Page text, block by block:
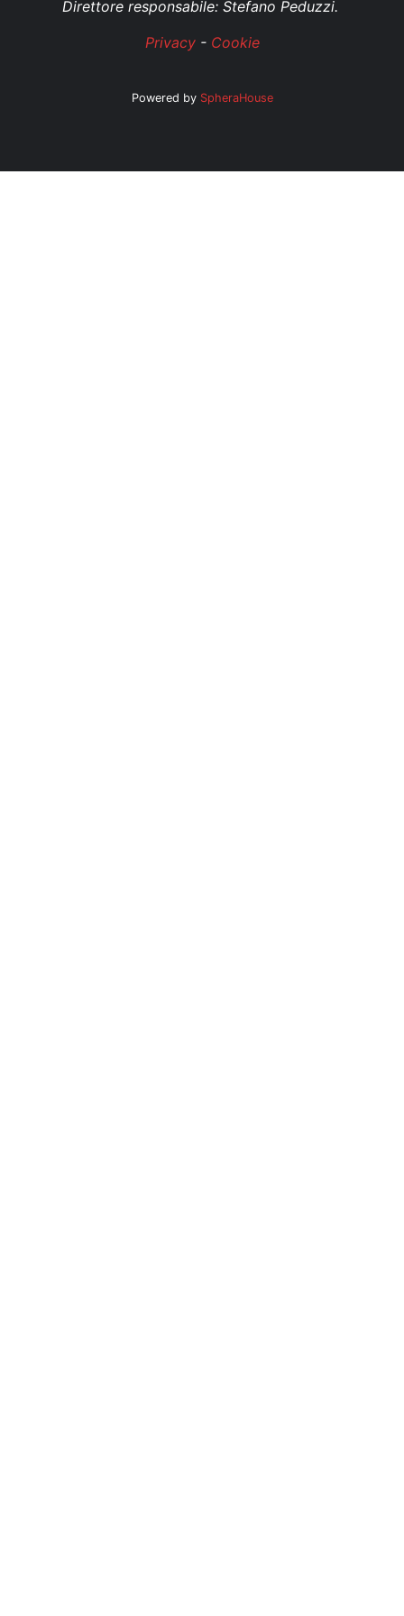
Direttore responsabile: Stefano Peduzzi.
Privacy- Cookie
Powered by SpheraHouse